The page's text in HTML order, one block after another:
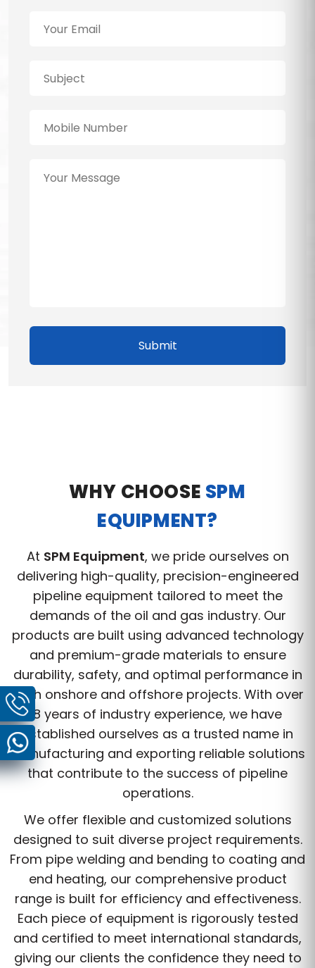
Submit
WHY CHOOSE SPM
EQUIPMENT?
At SPM Equipment, we pride ourselves on
delivering high-quality, precision-engineered
pipeline equipment tailored to meet the
demands of the oil and gas industry. Our
products are built using advanced technology
and premium-grade materials to ensure
durability, safety, and optimal performance in
both onshore and offshore projects. With over
8 years of industry experience, we have
established ourselves as a trusted name in
manufacturing and exporting reliable solutions
that contribute to the success of pipeline
operations.
We offer flexible and customized solutions
designed to suit diverse project requirements.
From pipe welding and bending to coating and
end heating, our comprehensive product
range is built for efficiency and effectiveness.
Each piece of equipment is rigorously tested
and certified to meet international standards,
giving our clients the confidence they need to